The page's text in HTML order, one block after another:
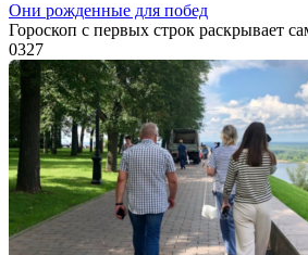
Они рожденные для побед
Гороскоп с первых строк раскрывает
0327